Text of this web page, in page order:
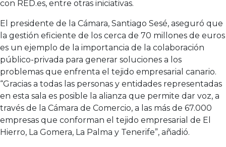
con RED.es, entre otras iniciativas.
El presidente de la Cámara, Santiago Sesé, aseguró que
la gestión eficiente de los cerca de 70 millones de euros
es un ejemplo de la importancia de la colaboración
público-privada para generar soluciones a los
problemas que enfrenta el tejido empresarial canario.
“Gracias a todas las personas y entidades representadas
en esta sala es posible la alianza que permite dar voz, a
través de la Cámara de Comercio, a las más de 67.000
empresas que conforman el tejido empresarial de El
Hierro, La Gomera, La Palma y Tenerife”, añadió.